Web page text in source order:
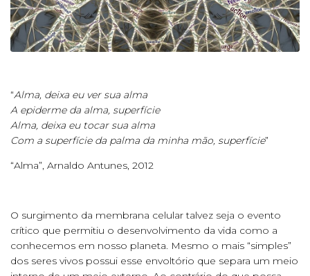
“Alma, deixa eu ver sua alma
A epiderme da alma, superfície
Alma, deixa eu tocar sua alma
Com a superfície da palma da minha mão, superfície”
“Alma”, Arnaldo Antunes, 2012
O surgimento da membrana celular talvez seja o evento
crítico que permitiu o desenvolvimento da vida como a
conhecemos em nosso planeta. Mesmo o mais “simples”
dos seres vivos possui esse envoltório que separa um meio